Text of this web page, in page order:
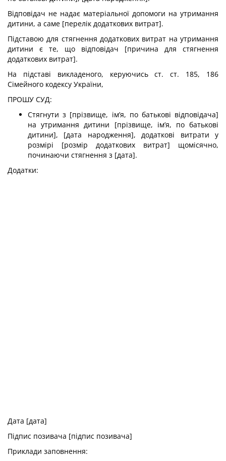
Відповідач не надає матеріальної допомоги на утримання
дитини, а саме [перелік додаткових витрат].
Підставою для стягнення додаткових витрат на утримання
дитини є те, що відповідач [причина для стягнення
додаткових витрат].
На підставі викладеного, керуючись ст. ст. 185, 186
Сімейного кодексу України,
ПРОШУ СУД:
Стягнути з [прізвище, ім’я, по батькові відповідача]
на утримання дитини [прізвище, ім’я, по батькові
дитини], [дата народження], додаткові витрати у
розмірі [розмір додаткових витрат] щомісячно,
починаючи стягнення з [дата].
Додатки:
Дата [дата]
Підпис позивача [підпис позивача]
Приклади заповнення: